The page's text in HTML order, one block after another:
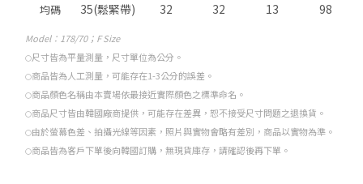
均碼 35(鬆緊帶) 32 32 13 98
Model： 178/70；F Size
○尺寸皆為平量測量，尺寸單位為公分。
○商品皆為人工測量，可能存在1-3公分的誤差。
○商品顏色名稱由本賣場依最接近實際顏色之標準命名。
○商品尺寸皆由韓國廠商提供，可能存在差異，恕不接受尺寸問題之退換貨。
○由於螢幕色差、拍攝光線等因素，照片與實物會略有差別，商品以實物為準。
○商品皆為客戶下單後向韓國訂購，無現貨庫存，請確認後再下單。